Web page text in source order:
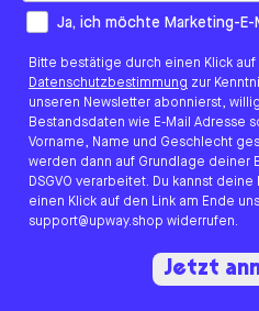
How would you like to hear
Ja, ich möchte Marketing-E-
Bitte bestätige durch einen Klick
Datenschutzbestimmung zur
unseren Newsletter abonnierst,
Bestandsdaten wie E-Mail Adresse
Vorname, Name und Geschlecht
werden dann auf Grundlage deiner
DSGVO verarbeitet. Du kannst
einen Klick auf den Link am Ende
support@upway.shop widerrufen.
Jetzt